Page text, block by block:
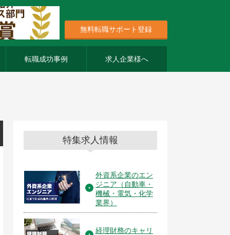
無料転職サポート登録
転職成功事例 求人企業様へ
特集求人情報
外資系企業のエン
ジニア（自動車・
機械・電気・化学
業界）
経理財務のキャリ